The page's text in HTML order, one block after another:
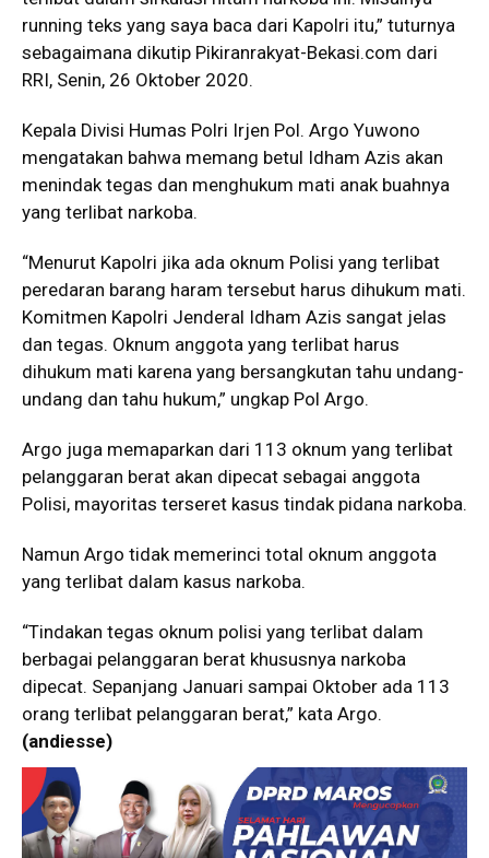
running teks yang saya baca dari Kapolri itu,” tuturnya
sebagaimana dikutip Pikiranrakyat-Bekasi.com dari
RRI, Senin, 26 Oktober 2020.
Kepala Divisi Humas Polri Irjen Pol. Argo Yuwono
mengatakan bahwa memang betul Idham Azis akan
menindak tegas dan menghukum mati anak buahnya
yang terlibat narkoba.
“Menurut Kapolri jika ada oknum Polisi yang terlibat
peredaran barang haram tersebut harus dihukum mati.
Komitmen Kapolri Jenderal Idham Azis sangat jelas
dan tegas. Oknum anggota yang terlibat harus
dihukum mati karena yang bersangkutan tahu undang-
undang dan tahu hukum,” ungkap Pol Argo.
Argo juga memaparkan dari 113 oknum yang terlibat
pelanggaran berat akan dipecat sebagai anggota
Polisi, mayoritas terseret kasus tindak pidana narkoba.
Namun Argo tidak memerinci total oknum anggota
yang terlibat dalam kasus narkoba.
“Tindakan tegas oknum polisi yang terlibat dalam
berbagai pelanggaran berat khususnya narkoba
dipecat. Sepanjang Januari sampai Oktober ada 113
orang terlibat pelanggaran berat,” kata Argo.
(andiesse)